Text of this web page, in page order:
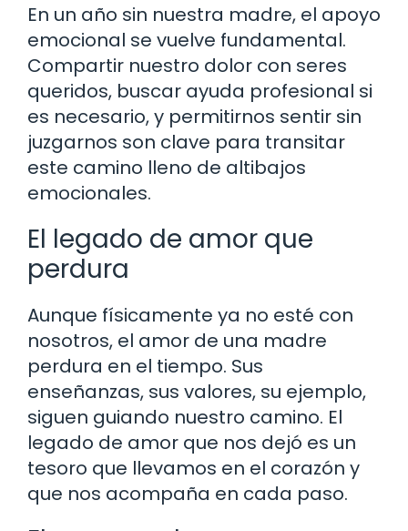
En un año sin nuestra madre, el apoyo
emocional se vuelve fundamental.
Compartir nuestro dolor con seres
queridos, buscar ayuda profesional si
es necesario, y permitirnos sentir sin
juzgarnos son clave para transitar
este camino lleno de altibajos
emocionales.
El legado de amor que
perdura
Aunque físicamente ya no esté con
nosotros, el amor de una madre
perdura en el tiempo. Sus
enseñanzas, sus valores, su ejemplo,
siguen guiando nuestro camino. El
legado de amor que nos dejó es un
tesoro que llevamos en el corazón y
que nos acompaña en cada paso.